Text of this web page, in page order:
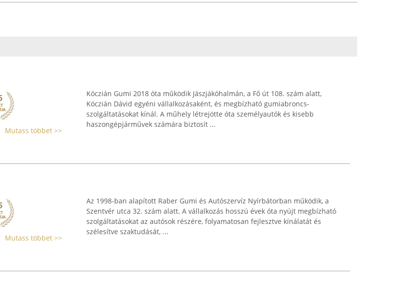
Mutass többet >>
Kóczián Gumi 2018 óta működik Jászjákóhalmán, a Fő út 108. szám alatt,
Kóczián Dávid egyéni vállalkozásaként, és megbízható gumiabroncs-
szolgáltatásokat kínál. A műhely létrejötte óta személyautók és kisebb
haszongépjárművek számára biztosít ...
Mutass többet >>
Az 1998-ban alapított Raber Gumi és Autószervíz Nyírbátorban működik, a
Szentvér utca 32. szám alatt. A vállalkozás hosszú évek óta nyújt megbízható
szolgáltatásokat az autósok részére, folyamatosan fejlesztve kínálatát és
szélesítve szaktudását, ...